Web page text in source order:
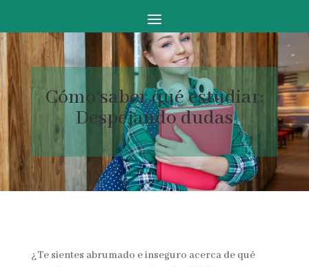
Cómo saber qué estudiar:
Despejando dudas
¿Te sientes abrumado e inseguro acerca de qué